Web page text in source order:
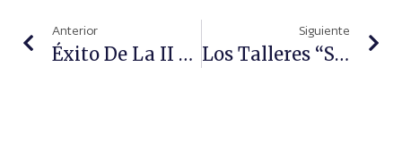
Anterior
Éxito De La II Edición Del Curso De Dermatopatología Para Residentes De Tercer Año, Patrocinado Por Cantabria Labs
Siguiente
Los Talleres “Sol Sin Riesgo” Enseñarán A Los Niños Cómo Protegerse Del Sol